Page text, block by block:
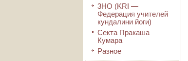
3HO (KRI ―
Федерация учителей
кундалини йоги)
Секта Пракаша
Кумара
Разное